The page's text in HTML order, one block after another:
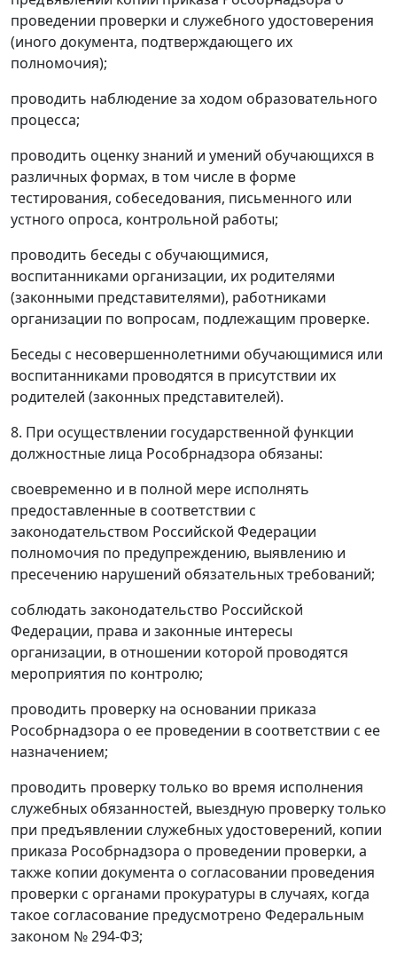
проведении проверки и служебного удостоверения
(иного документа, подтверждающего их
полномочия);
проводить наблюдение за ходом образовательного
процесса;
проводить оценку знаний и умений обучающихся в
различных формах, в том числе в форме
тестирования, собеседования, письменного или
устного опроса, контрольной работы;
проводить беседы с обучающимися,
воспитанниками организации, их родителями
(законными представителями), работниками
организации по вопросам, подлежащим проверке.
Беседы с несовершеннолетними обучающимися или
воспитанниками проводятся в присутствии их
родителей (законных представителей).
8. При осуществлении государственной функции
должностные лица Рособрнадзора обязаны:
своевременно и в полной мере исполнять
предоставленные в соответствии с
законодательством Российской Федерации
полномочия по предупреждению, выявлению и
пресечению нарушений обязательных требований;
соблюдать законодательство Российской
Федерации, права и законные интересы
организации, в отношении которой проводятся
мероприятия по контролю;
проводить проверку на основании приказа
Рособрнадзора о ее проведении в соответствии с ее
назначением;
проводить проверку только во время исполнения
служебных обязанностей, выездную проверку только
при предъявлении служебных удостоверений, копии
приказа Рособрнадзора о проведении проверки, а
также копии документа о согласовании проведения
проверки с органами прокуратуры в случаях, когда
такое согласование предусмотрено Федеральным
законом № 294-ФЗ;